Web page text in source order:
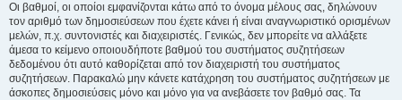
Οι βαθμοί, οι οποίοι εμφανίζονται κάτω από το όνομα μέλους σας, δηλώνουν
τον αριθμό των δημοσιεύσεων που έχετε κάνει ή είναι αναγνωριστικό ορισμένων
μελών, π.χ. συντονιστές και διαχειριστές. Γενικώς, δεν μπορείτε να αλλάξετε
άμεσα το κείμενο οποιουδήποτε βαθμού του συστήματος συζητήσεων
δεδομένου ότι αυτό καθορίζεται από τον διαχειριστή του συστήματος
συζητήσεων. Παρακαλώ μην κάνετε κατάχρηση του συστήματος συζητήσεων με
άσκοπες δημοσιεύσεις μόνο και μόνο για να ανεβάσετε τον βαθμό σας. Τα